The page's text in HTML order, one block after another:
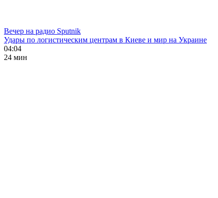
Вечер на радио Sputnik
Удары по логистическим центрам в Киеве и мир на Украине
04:04
24 мин